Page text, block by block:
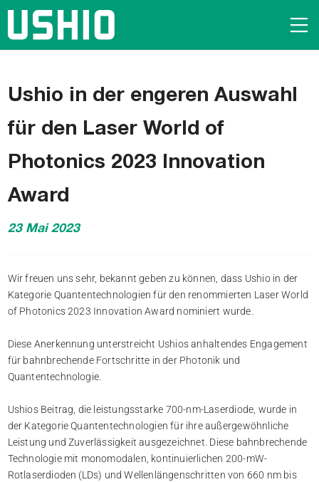
Ushio in der engeren Auswahl
für den Laser World of
Photonics 2023 Innovation
Award
23 Mai 2023
Wir freuen uns sehr, bekannt geben zu können, dass Ushio in der
Kategorie Quantentechnologien für den renommierten Laser World
of Photonics 2023 Innovation Award nominiert wurde.
Diese Anerkennung unterstreicht Ushios anhaltendes Engagement
für bahnbrechende Fortschritte in der Photonik und
Quantentechnologie.
Ushios Beitrag, die leistungsstarke 700-nm-Laserdiode, wurde in
der Kategorie Quantentechnologien für ihre außergewöhnliche
Leistung und Zuverlässigkeit ausgezeichnet. Diese bahnbrechende
Technologie mit monomodalen, kontinuierlichen 200-mW-
Rotlaserdioden (LDs) und Wellenlängenschritten von 660 nm bis